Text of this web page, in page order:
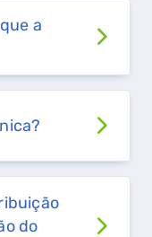
a
do